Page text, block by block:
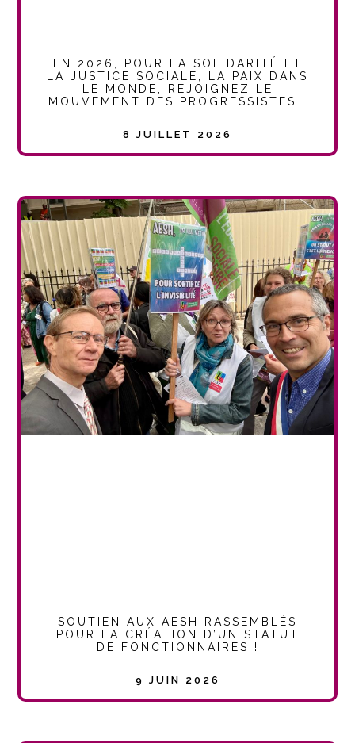
EN 2026, POUR LA SOLIDARITÉ ET
LA JUSTICE SOCIALE, LA PAIX DANS
LE MONDE, REJOIGNEZ LE
MOUVEMENT DES PROGRESSISTES !
8 JUILLET 2026
SOUTIEN AUX AESH RASSEMBLÉS
POUR LA CRÉATION D’UN STATUT
DE FONCTIONNAIRES !
9 JUIN 2026